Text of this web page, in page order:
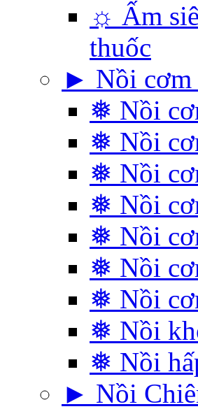
☼ Ấm
thuốc
► Nồi cơm
❅ Nồi
❅ Nồi
❅ Nồi
❅ Nồi
❅ Nồi
❅ Nồi
❅ Nồi
❅ Nồi
❅ Nồi
► Nồi